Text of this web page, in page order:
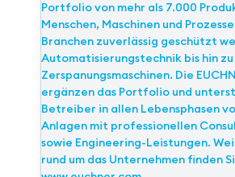
Portfolio von mehr als 7.000
Menschen, Maschinen und
Branchen zuverlässig geschützt
Automatisierungstechnik bis hin zu
Zerspanungsmaschinen. Die
ergänzen das Portfolio und
Betreiber in allen Lebensphasen
Anlagen mit professionellen
sowie Engineering-Leistungen.
rund um das Unternehmen finden